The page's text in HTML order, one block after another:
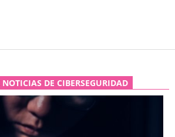
DE CIBERSEGURIDAD